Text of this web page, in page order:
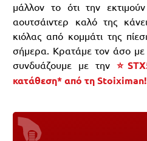
μάλλον το ότι την
αουτσάιντερ καλό της
κιόλας από κομμάτι της
σήμερα. Κρατάμε τον άσο με
συνδυάζουμε με την
κατάθεση* από τη Stoiximan!